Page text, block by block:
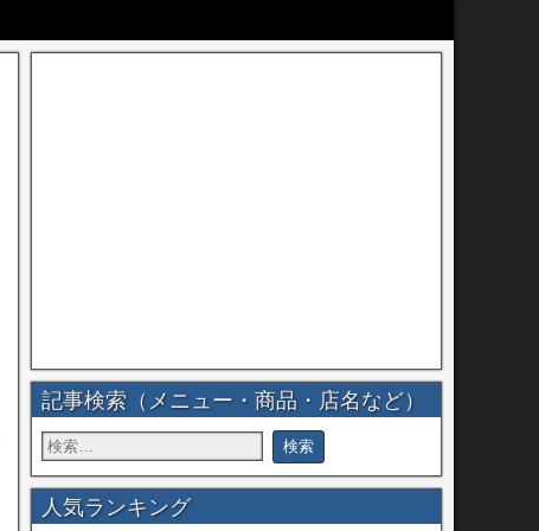
記事検索（メニュー・商品・店名など）
人気ランキング